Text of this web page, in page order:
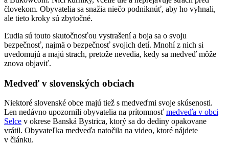
človekom. Obyvatelia sa snažia niečo podniknúť, aby ho vyhnali,
ale tieto kroky sú zbytočné.
Ľudia sú touto skutočnosťou vystrašení a boja sa o svoju
bezpečnosť, najmä o bezpečnosť svojich detí. Mnohí z nich si
uvedomujú a majú strach, pretože nevedia, kedy sa medveď môže
znova objaviť.
Medveď v slovenských obciach
Niektoré slovenské obce majú tiež s medveďmi svoje skúsenosti.
Len nedávno upozornili obyvatelia na prítomnosť medveďa v obci
Selce v okrese Banská Bystrica, ktorý sa do dediny opakovane
vrátil. Obyvateľka medveďa natočila na video, ktoré nájdete
v článku.